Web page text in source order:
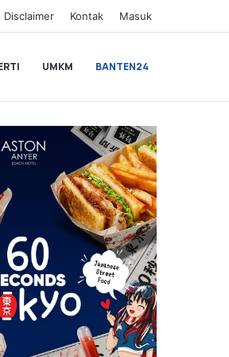
Disclaimer Kontak Masuk
UMKM BANTEN24